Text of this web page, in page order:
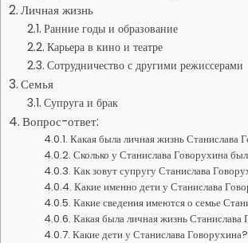
Личная жизнь
Ранние годы и образование
Карьера в кино и театре
Сотрудничество с другими режиссерами
Семья
Супруга и брак
Вопрос-ответ:
Какая была личная жизнь Станислава
Сколько у Станислава Говорухина
Как зовут супругу Станислава
Какие именно дети у Станислава
Какие сведения имеются о семье
Какая была личная жизнь Станислава
Какие дети у Станислава Говорухина?